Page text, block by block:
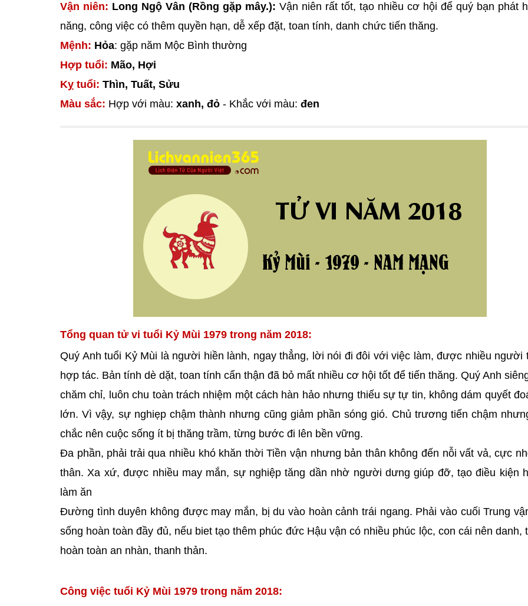
Vận niên: Long Ngộ Vân (Rồng gặp mây.): Vận niên rất tốt, tạo nhiều cơ hội để quý bạn phát
năng, công việc có thêm quyền hạn, dễ xếp đặt, toan tính, danh chức tiến thăng.
Mệnh: Hỏa: gặp năm Mộc Bình thường
Hợp tuổi: Mão, Hợi
Kỵ tuổi: Thìn, Tuất, Sửu
Màu sắc: Hợp với màu: xanh, đỏ - Khắc với màu: đen
Tổng quan tử vi tuổi Kỷ Mùi 1979 trong năm 2018:
Quý Anh tuổi Kỷ Mùi là người hiền lành, ngay thẳng, lời nói đi đôi với việc làm, được nhiều người
hợp tác. Bản tính dè dặt, toan tính cẩn thận đã bỏ mất nhiều cơ hội tốt để tiến thăng. Quý Anh
chăm chỉ, luôn chu toàn trách nhiệm một cách hàn hảo nhưng thiếu sự tự tin, không dám quyết
lớn. Vì vậy, sự nghiẹp chậm thành nhưng cũng giảm phần sóng gió. Chủ trương tiến chậm
chắc nên cuộc sống ít bị thăng trầm, từng bước đi lên bền vững.
Đa phần, phải trải qua nhiều khó khăn thời Tiền vận nhưng bản thân không đến nỗi vất vả, cực
thân. Xa xứ, được nhiều may mắn, sự nghiệp tăng dần nhờ người dưng giúp đỡ, tạo điều kiện
làm ăn
Đường tình duyên không được may mắn, bị du vào hoàn cảnh trái ngang. Phải vào cuối Trung
sống hoàn toàn đầy đủ, nếu biet tạo thêm phúc đức Hậu vận có nhiều phúc lộc, con cái nên danh,
hoàn toàn an nhàn, thanh thản.
Công việc tuổi Kỷ Mùi 1979 trong năm 2018: